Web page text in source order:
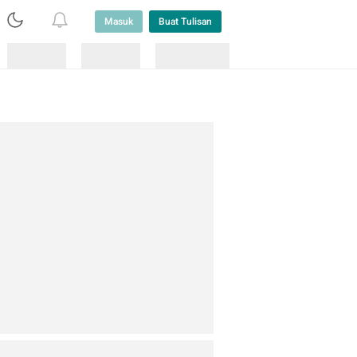
Masuk Buat Tulisan